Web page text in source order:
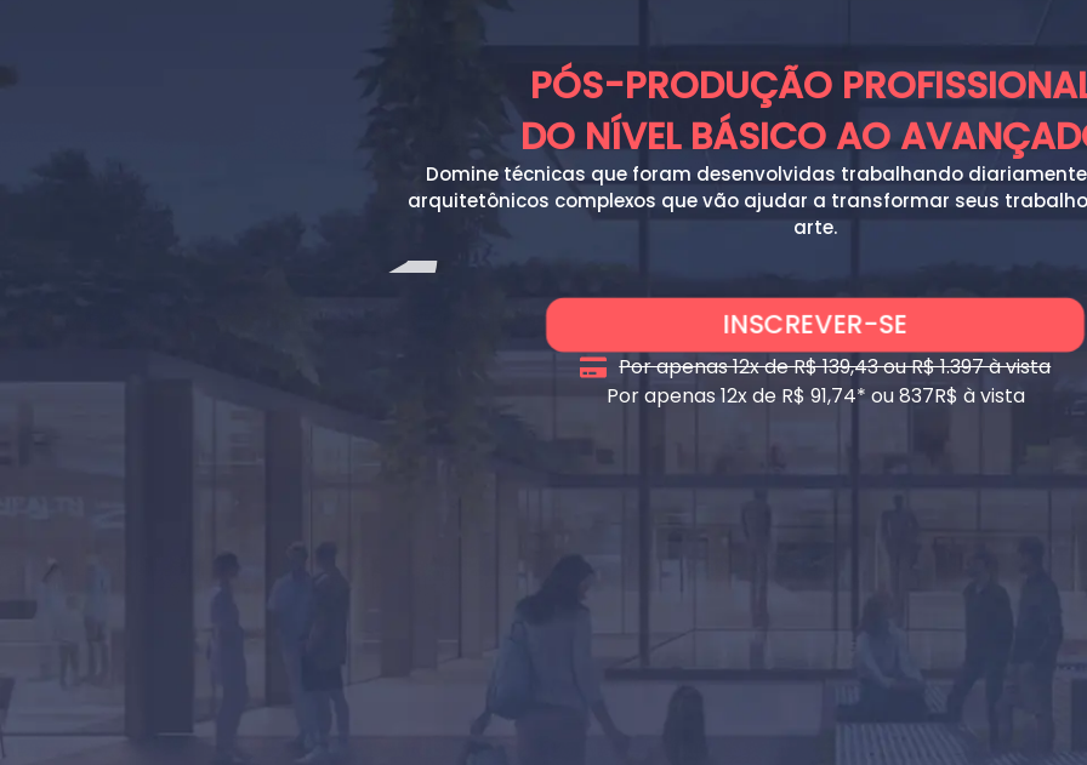
PÓS-PRODUÇÃO
DO NÍVEL BÁSICO AO
Domine técnicas que foram desenvolvidas trabalhando
arquitetônicos complexos que vão ajudar a transformar seus
arte.
INSCREVER-SE
Por apenas 12x de R$ 139,43 ou R$ 1.397 à vista
Por apenas 12x de R$ 91,74* ou 837R$ à vista